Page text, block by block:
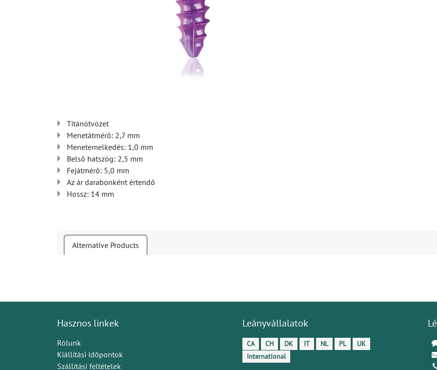
Titánötvözet
Menetátmérő: 2,7 mm
Menetemelkedés: 1,0 mm
Belső hatszög: 2,5 mm
Fejátmérő: 5,0 mm
Az ár darabonként értendő
Hossz: 14 mm
Alternative Products
Hasznos linkek
Rólunk
Kiállítási időpontok
Szállítási feltételek
Leányvállalatok
CA CH DK IT NL PL
UK
International